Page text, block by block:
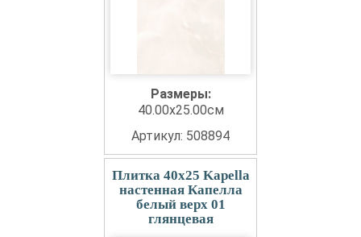
Размеры:
40.00x25.00см
Артикул: 508894
Плитка 40x25 Kapella
настенная Капелла
белый верх 01
глянцевая